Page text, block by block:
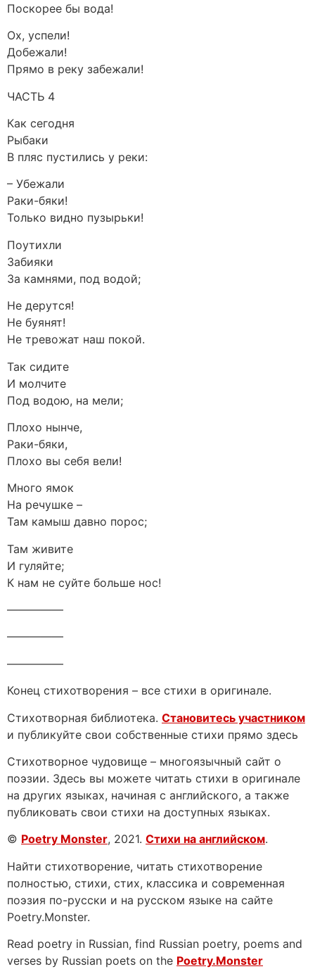
Поскорее бы вода!
Ох, успели!
Добежали!
Прямо в реку забежали!
ЧАСТЬ 4
Как сегодня
Рыбаки
В пляс пустились у реки:
– Убежали
Раки-бяки!
Только видно пузырьки!
Поутихли
Забияки
За камнями, под водой;
Не дерутся!
Не буянят!
Не тревожат наш покой.
Так сидите
И молчите
Под водою, на мели;
Плохо нынче,
Раки-бяки,
Плохо вы себя вели!
Много ямок
На речушке –
Там камыш давно порос;
Там живите
И гуляйте;
К нам не суйте больше нос!
—————
—————
—————
Конец стихотворения – все стихи в оригинале.
Стихотворная библиотека. Становитесь участником
и публикуйте свои собственные стихи прямо здесь
Стихотворное чудовище – многоязычный сайт о
поэзии. Здесь вы можете читать стихи в оригинале
на других языках, начиная с английского, а также
публиковать свои стихи на доступных языках.
© Poetry Monster, 2021. Стихи на английском.
Найти стихотворение, читать стихотворение
полностью, стихи, стих, классика и современная
поэзия по-русски и на русском языке на сайте
Poetry.Monster.
Read poetry in Russian, find Russian poetry, poems and
verses by Russian poets on the Poetry.Monster